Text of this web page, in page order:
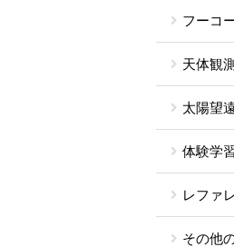
フーコ
天体観
太陽望
体験学
レファ
その他